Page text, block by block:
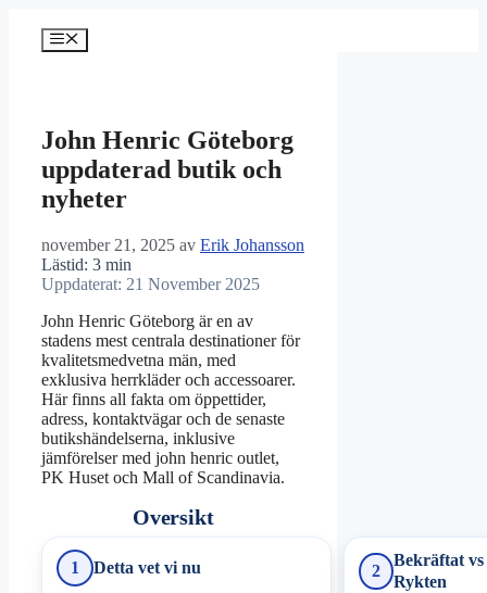
innehåll
Meny
John Henric Göteborg
uppdaterad butik och
nyheter
november 21, 2025 av Erik Johansson
Lästid: 3 min
Uppdaterat: 21 November 2025
John Henric Göteborg är en av
stadens mest centrala destinationer för
kvalitetsmedvetna män, med
exklusiva herrkläder och accessoarer.
Här finns all fakta om öppettider,
adress, kontaktvägar och de senaste
butikshändelserna, inklusive
jämförelser med john henric outlet,
PK Huset och Mall of Scandinavia.
Oversikt
1 Detta vet vi nu 2
Bekräftat vs
Rykten